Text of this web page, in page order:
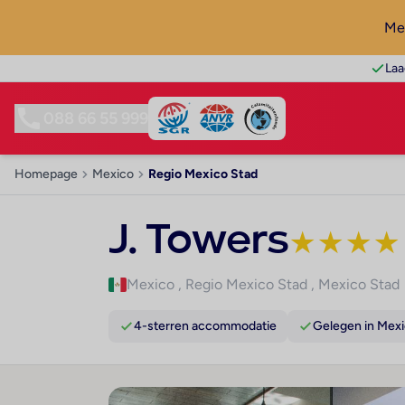
Homepage Mexico Regio Mexico Stad
J. Towers★★★★
Mexico , Regio Mexico Stad , Mexico Stad
4-sterren accommodatie Gelegen in